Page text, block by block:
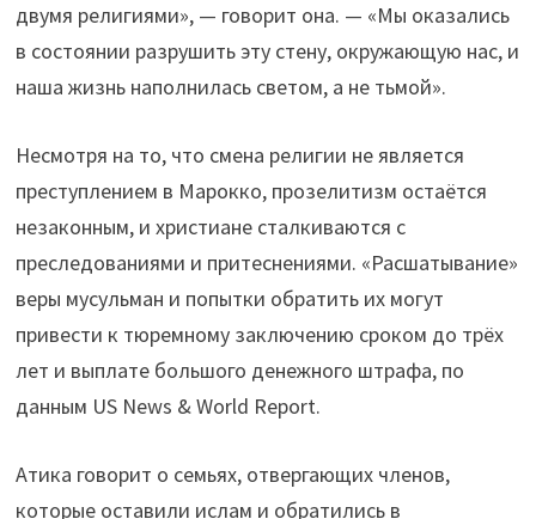
двумя религиями», — говорит она. — «Мы оказались
в состоянии разрушить эту стену, окружающую нас, и
наша жизнь наполнилась светом, а не тьмой».
Несмотря на то, что смена религии не является
преступлением в Марокко, прозелитизм остаётся
незаконным, и христиане сталкиваются с
преследованиями и притеснениями. «Расшатывание»
веры мусульман и попытки обратить их могут
привести к тюремному заключению сроком до трёх
лет и выплате большого денежного штрафа, по
данным US News & World Report.
Атика говорит о семьях, отвергающих членов,
которые оставили ислам и обратились в